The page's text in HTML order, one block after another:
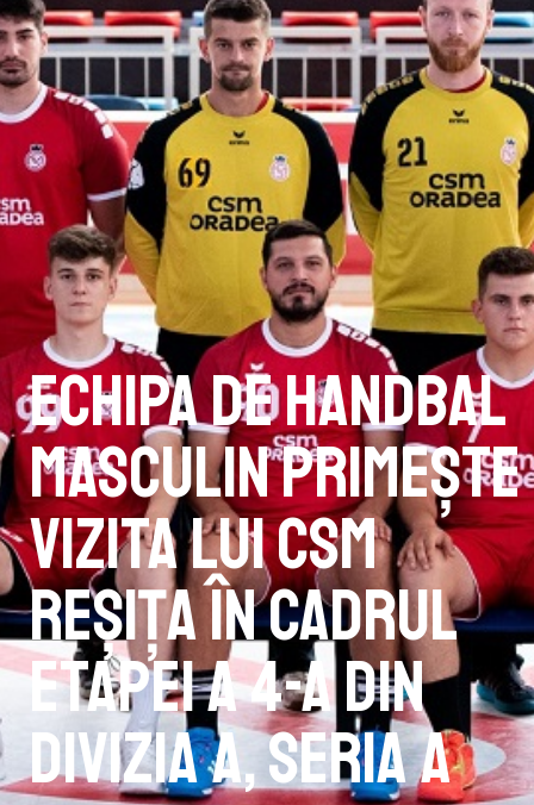
Echipa de handbal
masculin primește
vizita lui CSM
Reșița în cadrul
etapei a 4-a din
Divizia A, Seria A